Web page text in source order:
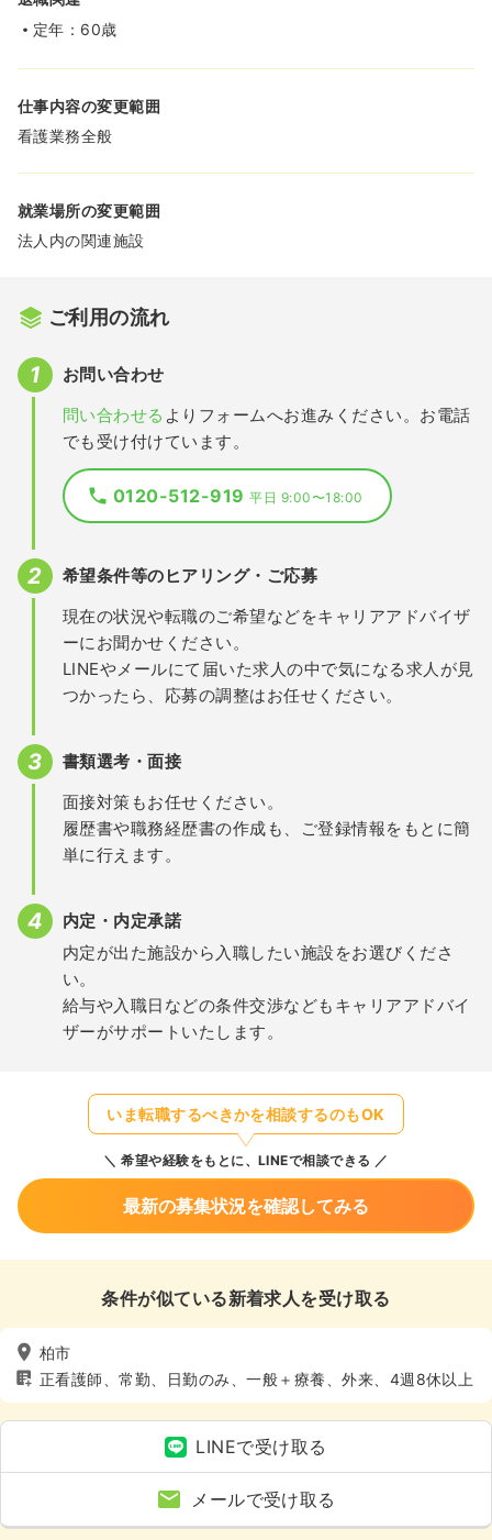
定年：60歳
仕事内容の変更範囲
看護業務全般
就業場所の変更範囲
法人内の関連施設
ご利用の流れ
お問い合わせ
問い合わせる よりフォームへお進みください。お電話
でも受け付けています。
0120-512-919平日 9:00〜18:00
希望条件等のヒアリング・ご応募
現在の状況や転職のご希望などをキャリアアドバイザ
ーにお聞かせください。
LINEやメールにて届いた求人の中で気になる求人が見
つかったら、応募の調整はお任せください。
書類選考・面接
面接対策もお任せください。
履歴書や職務経歴書の作成も、ご登録情報をもとに簡
単に行えます。
内定・内定承諾
内定が出た施設から入職したい施設をお選びくださ
い。
給与や入職日などの条件交渉などもキャリアアドバイ
ザーがサポートいたします。
いま転職するべきかを相談するのもOK
希望や経験をもとに、LINEで相談できる
最新の募集状況を確認してみる
条件が似ている新着求人を受け取る
柏市
正看護師、常勤、日勤のみ、一般＋療養、外来、4週8休以上
LINEで受け取る
メールで受け取る